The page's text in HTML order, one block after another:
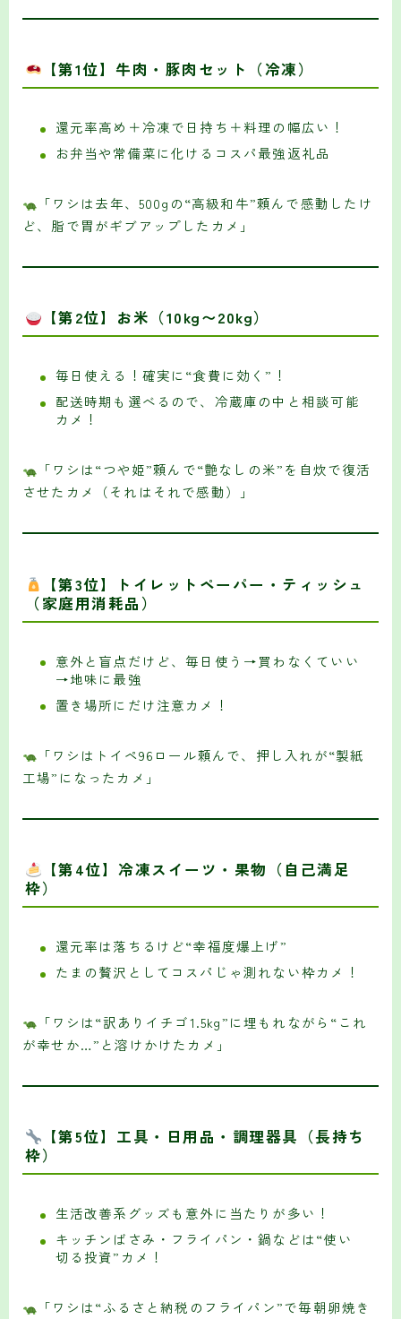
【第1位】牛肉・豚肉セット（冷凍）
還元率高め＋冷凍で日持ち＋料理の幅広い！
お弁当や常備菜に化けるコスパ最強返礼品
「ワシは去年、500gの“高級和牛”頼んで感動したけ
ど、脂で胃がギブアップしたカメ」
【第2位】お米（10kg〜20kg）
毎日使える！確実に“食費に効く”！
配送時期も選べるので、冷蔵庫の中と相談可能
カメ！
「ワシは“つや姫”頼んで“艶なしの米”を自炊で復活
させたカメ（それはそれで感動）」
【第3位】トイレットペーパー・ティッシュ
（家庭用消耗品）
意外と盲点だけど、毎日使う→買わなくていい
→地味に最強
置き場所にだけ注意カメ！
「ワシはトイペ96ロール頼んで、押し入れが“製紙
工場”になったカメ」
【第4位】冷凍スイーツ・果物（自己満足
枠）
還元率は落ちるけど“幸福度爆上げ”
たまの贅沢としてコスパじゃ測れない枠カメ！
「ワシは“訳ありイチゴ1.5kg”に埋もれながら“これ
が幸せか…”と溶けかけたカメ」
【第5位】工具・日用品・調理器具（長持ち
枠）
生活改善系グッズも意外に当たりが多い！
キッチンばさみ・フライパン・鍋などは“使い
切る投資”カメ！
「ワシは“ふるさと納税のフライパン”で毎朝卵焼き